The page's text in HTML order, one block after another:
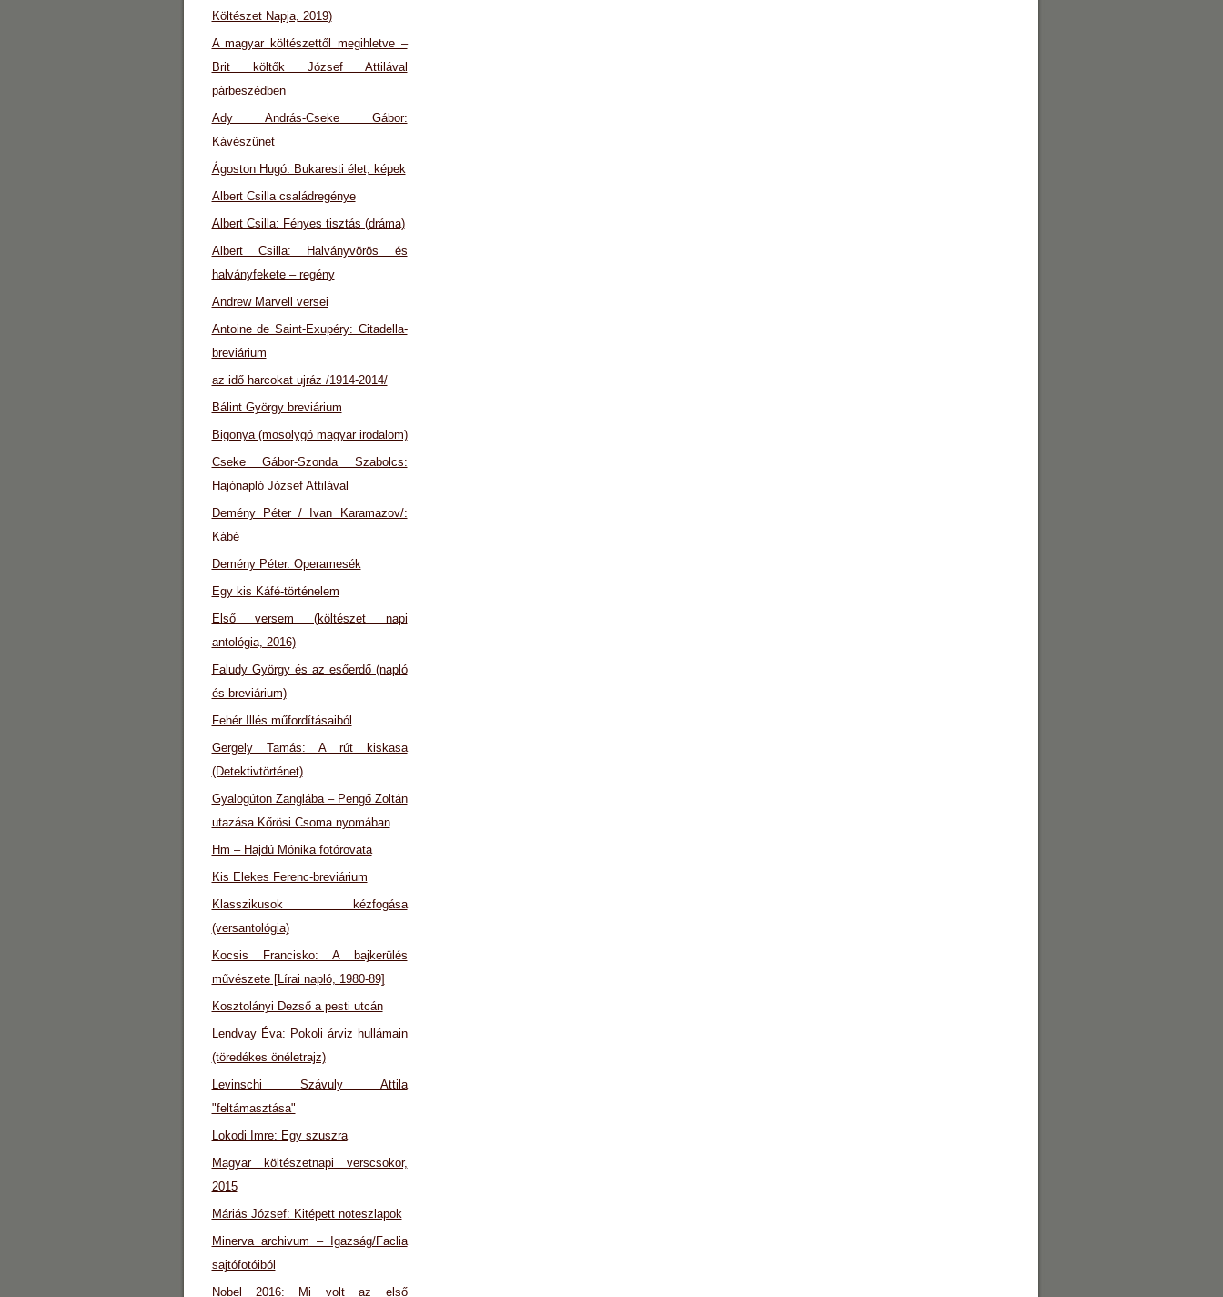
Költészet Napja, 2019)
A magyar költészettől megihletve –
Brit költők József Attilával
párbeszédben
Ady András-Cseke Gábor:
Kávészünet
Ágoston Hugó: Bukaresti élet, képek
Albert Csilla családregénye
Albert Csilla: Fényes tisztás (dráma)
Albert Csilla: Halványvörös és
halványfekete – regény
Andrew Marvell versei
Antoine de Saint-Exupéry: Citadella-
breviárium
az idő harcokat ujráz /1914-2014/
Bálint György breviárium
Bigonya (mosolygó magyar irodalom)
Cseke Gábor-Szonda Szabolcs:
Hajónapló József Attilával
Demény Péter / Ivan Karamazov/:
Kábé
Demény Péter. Operamesék
Egy kis Káfé-történelem
Első versem (költészet napi
antológia, 2016)
Faludy György és az esőerdő (napló
és breviárium)
Fehér Illés műfordításaiból
Gergely Tamás: A rút kiskasa
(Detektivtörténet)
Gyalogúton Zanglába – Pengő Zoltán
utazása Kőrösi Csoma nyomában
Hm – Hajdú Mónika fotórovata
Kis Elekes Ferenc-breviárium
Klasszikusok kézfogása
(versantológia)
Kocsis Francisko: A bajkerülés
művészete [Lírai napló, 1980-89]
Kosztolányi Dezső a pesti utcán
Lendvay Éva: Pokoli árviz hullámain
(töredékes önéletrajz)
Levinschi Szávuly Attila
"feltámasztása"
Lokodi Imre: Egy szuszra
Magyar költészetnapi verscsokor,
2015
Máriás József: Kitépett noteszlapok
Minerva archivum – Igazság/Faclia
sajtófotóiból
Nobel 2016: Mi volt az első